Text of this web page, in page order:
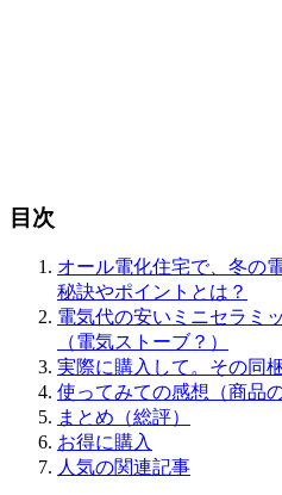
目次
オール電化住宅で、冬の
秘訣やポイントとは？
電気代の安いミニセラミ
（電気ストーブ？）
実際に購入して。その同
使ってみての感想（商品
まとめ（総評）
お得に購入
人気の関連記事